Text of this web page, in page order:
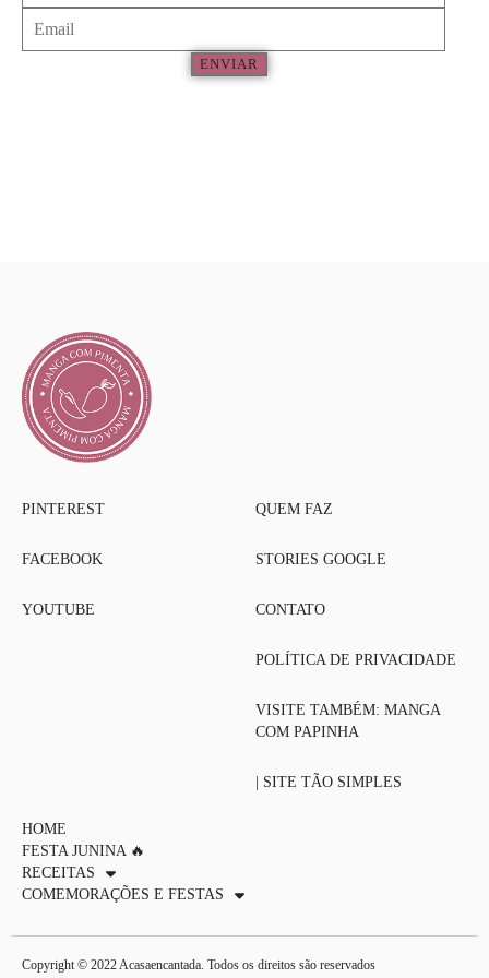
ENVIAR
PINTEREST
FACEBOOK
YOUTUBE
QUEM FAZ
STORIES GOOGLE
CONTATO
POLÍTICA DE PRIVACIDADE
VISITE TAMBÉM: MANGA
COM PAPINHA
| SITE TÃO SIMPLES
HOME
FESTA JUNINA 🔥
RECEITAS
COMEMORAÇÕES E FESTAS
Copyright © 2022 Acasaencantada. Todos os direitos são reservados